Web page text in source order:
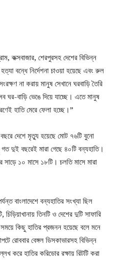
কক্সবাজার, শেরপুরসহ দেশের বিভিন্ন
বন্ধে নির্দেশনা চাওয়া হয়েছে এবং রুল
না করায় মানুষ সেখানে ঘরবাড়ি তৈরি
ঘর-বাড়ি ভেঙে দিয়ে যাচ্ছে। এতে মানুষ
হাতি মেরে ফেলা হচ্ছে।”
দেশে মৃত্যু হয়েছে মোট ৭৬টি বুনো
গত দুই বছরেই মারা গেছে ৪০টি বন্যহাতি।
১০ মাসে ১৮টি। চলতি মাসে মারা
বাংলাদেশে বন্যহাতির সংখ্যা ছিল
তিনটি ও দেশের দুটি সাফারি
সময়ে কিছু হাতির প্রজনন হয়েছে বলে মনে
রোববার বেঙ্গল ডিসকাভারসহ বিভিন্ন
করে হাতির করিডোর রক্ষায় রিটটি করা